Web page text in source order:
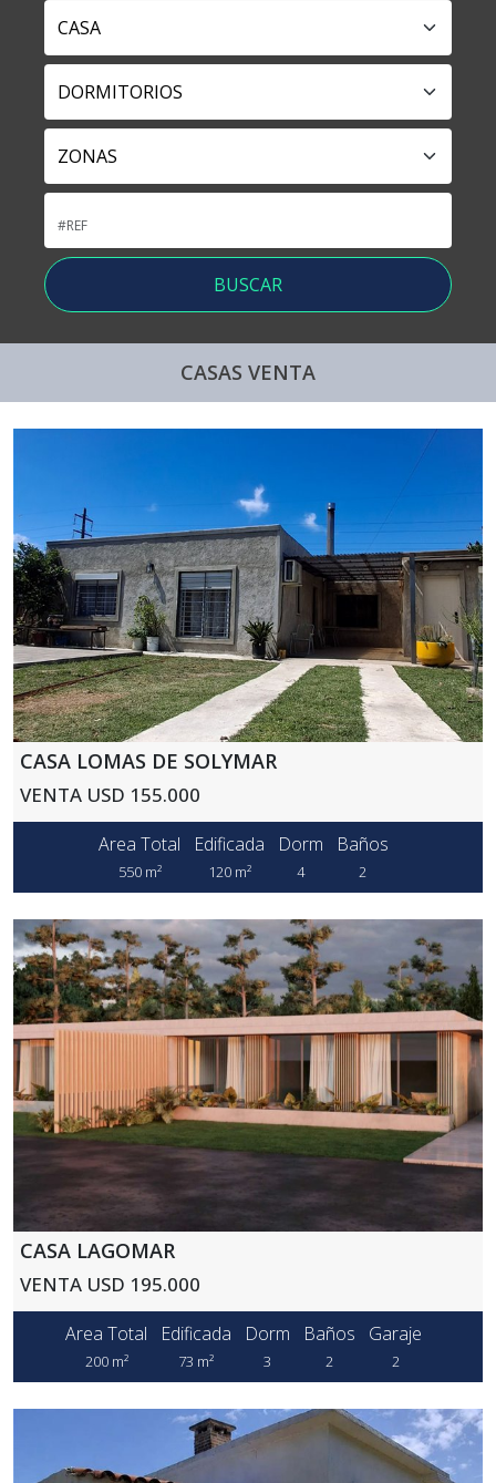
CASAS VENTA
CASA LOMAS DE SOLYMAR
VENTA USD 155.000
Area Total
550 m²
Edificada
120 m²
Dorm
4
Baños
2
CASA LAGOMAR
VENTA USD 195.000
Area Total
200 m²
Edificada
73 m²
Dorm
3
Baños
2
Garaje
2